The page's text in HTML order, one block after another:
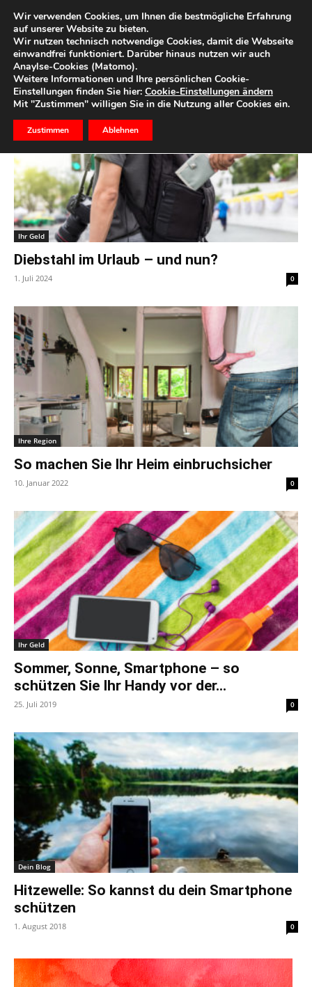
Start Schlagworte Schutz
Schlagwort: Schutz
Ihr Geld
Diebstahl im Urlaub – und nun?
1. Juli 2024 0
Ihre Region
So machen Sie Ihr Heim einbruchsicher
10. Januar 2022 0
Ihr Geld
Sommer, Sonne, Smartphone – so
schützen Sie Ihr Handy vor der...
25. Juli 2019 0
Dein Blog
Hitzewelle: So kannst du dein Smartphone
schützen
1. August 2018 0
Wir verwenden Cookies, um Ihnen die bestmögliche Erfahrung
auf unserer Website zu bieten.
Wir nutzen technisch notwendige Cookies, damit die Webseite
einwandfrei funktioniert. Darüber hinaus nutzen wir auch
Anaylse-Cookies (Matomo).
Weitere Informationen und Ihre persönlichen Cookie-
Einstellungen finden Sie hier: Cookie-Einstellungen ändern
Mit "Zustimmen" willigen Sie in die Nutzung aller Cookies ein.
Zustimmen Ablehnen